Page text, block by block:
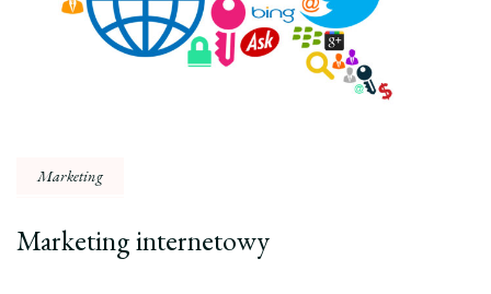
Marketing
Marketing internetowy